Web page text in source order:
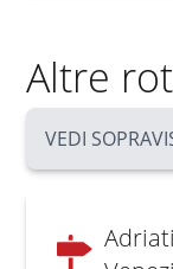
Altre
VEDI